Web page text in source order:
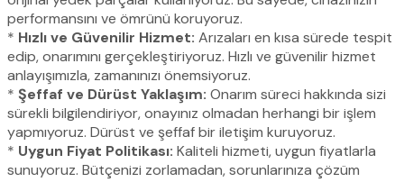
performansını ve ömrünü koruyoruz.
* Hızlı ve Güvenilir Hizmet: Arızaları en kısa sürede tespit
edip, onarımını gerçekleştiriyoruz. Hızlı ve güvenilir hizmet
anlayışımızla, zamanınızı önemsiyoruz.
* Şeffaf ve Dürüst Yaklaşım: Onarım süreci hakkında sizi
sürekli bilgilendiriyor, onayınız olmadan herhangi bir işlem
yapmıyoruz. Dürüst ve şeffaf bir iletişim kuruyoruz.
* Uygun Fiyat Politikası: Kaliteli hizmeti, uygun fiyatlarla
sunuyoruz. Bütçenizi zorlamadan, sorunlarınıza çözüm